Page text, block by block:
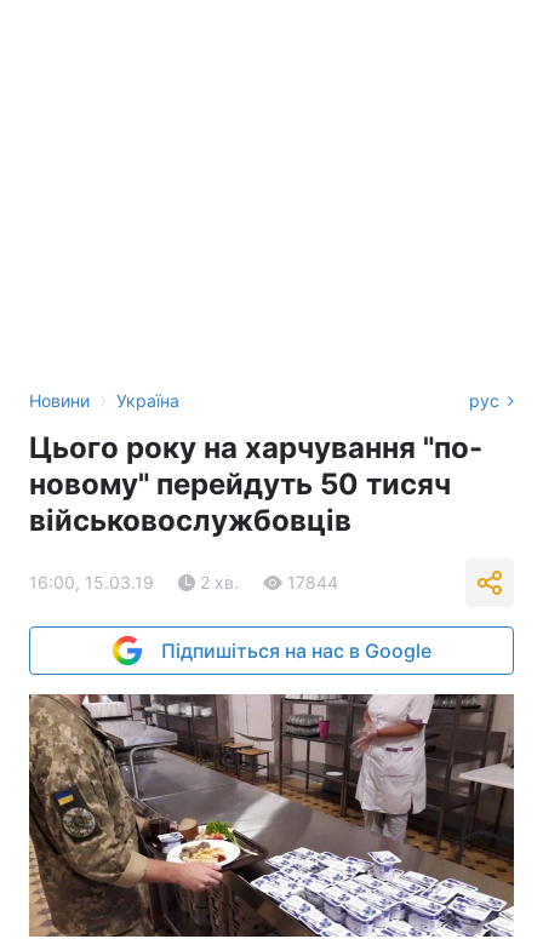
Новини › Україна рус
Цього року на харчування "по-
новому" перейдуть 50 тисяч
військовослужбовців
16:00, 15.03.19 2 хв. 17844
Підпишіться на нас в Google